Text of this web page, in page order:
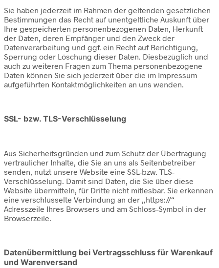
Sie haben jederzeit im Rahmen der geltenden gesetzlichen
Bestimmungen das Recht auf unentgeltliche Auskunft über
Ihre gespeicherten personenbezogenen Daten, Herkunft
der Daten, deren Empfänger und den Zweck der
Datenverarbeitung und ggf. ein Recht auf Berichtigung,
Sperrung oder Löschung dieser Daten. Diesbezüglich und
auch zu weiteren Fragen zum Thema personenbezogene
Daten können Sie sich jederzeit über die im Impressum
aufgeführten Kontaktmöglichkeiten an uns wenden.
SSL- bzw. TLS-Verschlüsselung
Aus Sicherheitsgründen und zum Schutz der Übertragung
vertraulicher Inhalte, die Sie an uns als Seitenbetreiber
senden, nutzt unsere Website eine SSL-bzw. TLS-
Verschlüsselung. Damit sind Daten, die Sie über diese
Website übermitteln, für Dritte nicht mitlesbar. Sie erkennen
eine verschlüsselte Verbindung an der „https://“
Adresszeile Ihres Browsers und am Schloss-Symbol in der
Browserzeile.
Datenübermittlung bei Vertragsschluss für Warenkauf
und Warenversand